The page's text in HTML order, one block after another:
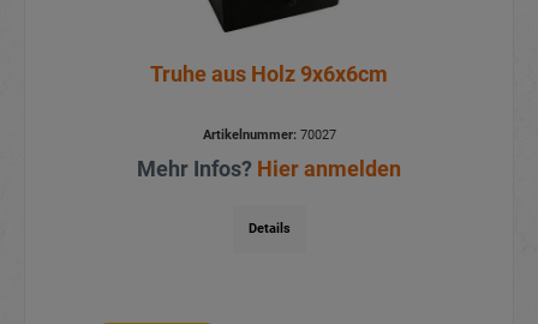
Truhe aus Holz 9x6x6cm
Artikelnummer:70027
Mehr Infos? Hier anmelden
Details